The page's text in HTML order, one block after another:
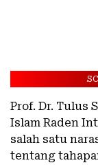
Prof. Dr. Tulus
Islam Raden
salah satu
tentang